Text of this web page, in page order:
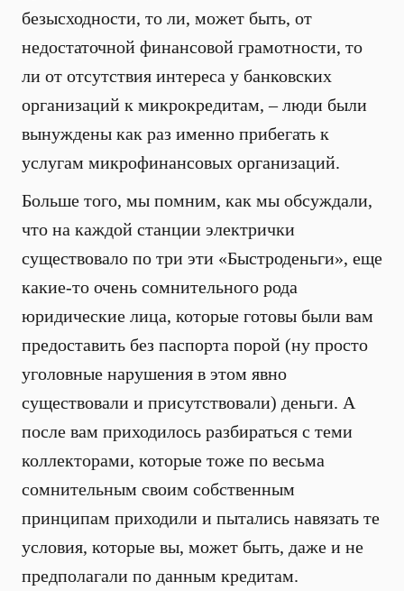
безысходности, то ли, может быть, от
недостаточной финансовой грамотности, то
ли от отсутствия интереса у банковских
организаций к микрокредитам, – люди были
вынуждены как раз именно прибегать к
услугам микрофинансовых организаций.
Больше того, мы помним, как мы обсуждали,
что на каждой станции электрички
существовало по три эти «Быстроденьги», еще
какие-то очень сомнительного рода
юридические лица, которые готовы были вам
предоставить без паспорта порой (ну просто
уголовные нарушения в этом явно
существовали и присутствовали) деньги. А
после вам приходилось разбираться с теми
коллекторами, которые тоже по весьма
сомнительным своим собственным
принципам приходили и пытались навязать те
условия, которые вы, может быть, даже и не
предполагали по данным кредитам.